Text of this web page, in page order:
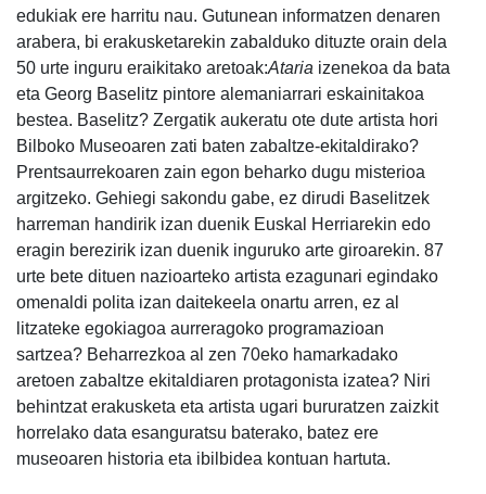
edukiak ere harritu nau. Gutunean informatzen denaren
arabera, bi erakusketarekin zabalduko dituzte orain dela
50 urte inguru eraikitako aretoak:Ataria izenekoa da bata
eta Georg Baselitz pintore alemaniarrari eskainitakoa
bestea. Baselitz? Zergatik aukeratu ote dute artista hori
Bilboko Museoaren zati baten zabaltze-ekitaldirako?
Prentsaurrekoaren zain egon beharko dugu misterioa
argitzeko. Gehiegi sakondu gabe, ez dirudi Baselitzek
harreman handirik izan duenik Euskal Herriarekin edo
eragin berezirik izan duenik inguruko arte giroarekin. 87
urte bete dituen nazioarteko artista ezagunari egindako
omenaldi polita izan daitekeela onartu arren, ez al
litzateke egokiagoa aurreragoko programazioan
sartzea? Beharrezkoa al zen 70eko hamarkadako
aretoen zabaltze ekitaldiaren protagonista izatea? Niri
behintzat erakusketa eta artista ugari bururatzen zaizkit
horrelako data esanguratsu baterako, batez ere
museoaren historia eta ibilbidea kontuan hartuta.